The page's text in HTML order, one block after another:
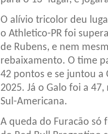
O alívio tricolor deu
o Athletico-PR foi
de Rubens, e nem
rebaixamento. O time
42 pontos e se juntou a
2025. Já o Galo foi a
Sul-Americana.
A queda do Furacão só